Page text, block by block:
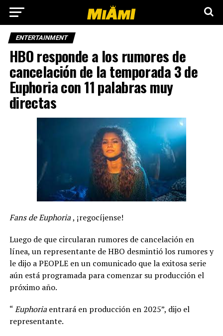
ENTERTAINMENT
HBO responde a los rumores de
cancelación de la temporada 3 de
Euphoria con 11 palabras muy
directas
Fans de Euphoria, ¡regocíjense!
Luego de que circularan rumores de cancelación en
línea, un representante de HBO desmintió los rumores y
le dijo a PEOPLE en un comunicado que la exitosa serie
aún está programada para comenzar su producción el
próximo año.
“Euphoriaentrará en producción en 2025”, dijo el
representante.